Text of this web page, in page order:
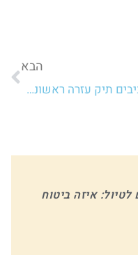
הבא
מרכיבים תיק עזרה ראשונה: הציוד הרפואי שכדאי לקחת לטיול בחו"ל
איזה ביטוח